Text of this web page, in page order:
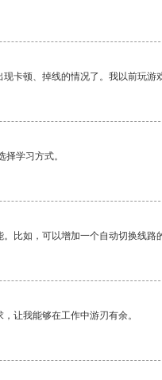
卡顿、掉线的情况了。我以前玩游
学习方式。
比如，可以增加一个自动切换线
让我能够在工作中游刃有余。